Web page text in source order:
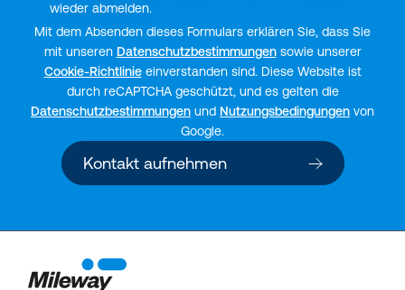
wieder abmelden.
Mit dem Absenden dieses Formulars erklären Sie, dass Sie
mit unseren Datenschutzbestimmungensowie unserer
Cookie-Richtlinieeinverstanden sind. Diese Website ist
durch reCAPTCHA geschützt, und es gelten die
Datenschutzbestimmungen und Nutzungsbedingungen von
Google.
Kontakt aufnehmen